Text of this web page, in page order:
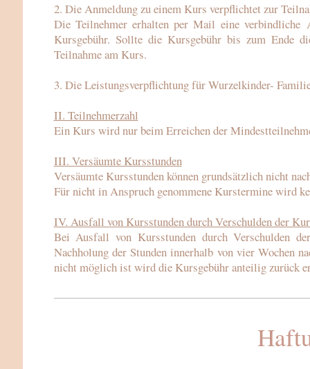
2. Die Anmeldung zu einem Kurs verpflichtet zur
Die Teilnehmer erhalten per Mail eine
Kursgebühr. Sollte die Kursgebühr bis zum Ende
Teilnahme am Kurs.
3. Die Leistungsverpflichtung für Wurzelkinder-
II. Teilnehmerzahl
Ein Kurs wird nur beim Erreichen der
III. Versäumte Kursstunden
Versäumte Kursstunden können grundsätzlich nicht
Für nicht in Anspruch genommene Kurstermine wird
IV. Ausfall von Kursstunden durch Verschulden der
Bei Ausfall von Kursstunden durch Verschulden
Nachholung der Stunden innerhalb von vier Wochen
nicht möglich ist wird die Kursgebühr anteilig zurück